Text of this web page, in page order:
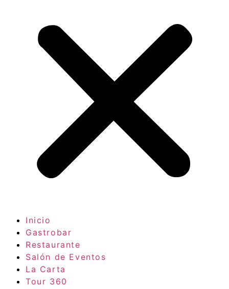
Inicio
Gastrobar
Restaurante
Salón de Eventos
La Carta
Tour 360